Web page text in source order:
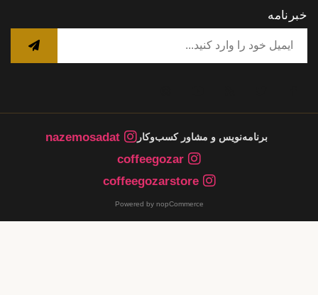
خبرنامه
برنامه‌نویس و مشاور کسب‌وکار
nazemosadat
coffeegozar
coffeegozarstore
Powered by nopCommerce